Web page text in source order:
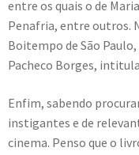
entre os quais o de
Penafria, entre outros.
Boitempo de São
Pacheco Borges,
Enfim, sabendo
instigantes e de
cinema. Penso que o